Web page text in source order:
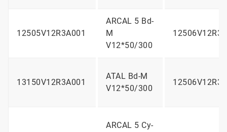
12505V12R3A001
ARCAL 5 Bd-
M
V12*50/300
13150V12R3A001
ATAL Bd-M
V12*50/300
ARCAL 5 Cy-